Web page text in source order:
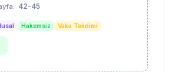
42-45
Hakemsiz Vaka Takdimi